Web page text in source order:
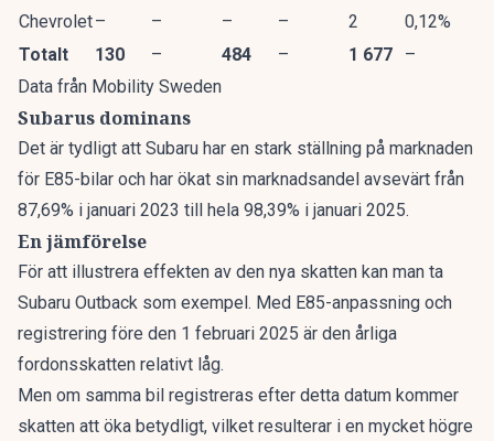
Chevrolet– – – – 2
0,12%
Totalt
130 – 484 – 1 677
–
Data från Mobility Sweden
Subarus dominans
Det är tydligt att Subaru har en stark ställning på marknaden
för E85-bilar och har ökat sin marknadsandel avsevärt från
87,69% i januari 2023 till hela 98,39% i januari 2025.
En jämförelse
För att illustrera effekten av den nya skatten kan man ta
Subaru Outback som exempel. Med E85-anpassning och
registrering före den 1 februari 2025 är den årliga
fordonsskatten relativt låg.
Men om samma bil registreras efter detta datum kommer
skatten att öka betydligt, vilket resulterar i en mycket högre